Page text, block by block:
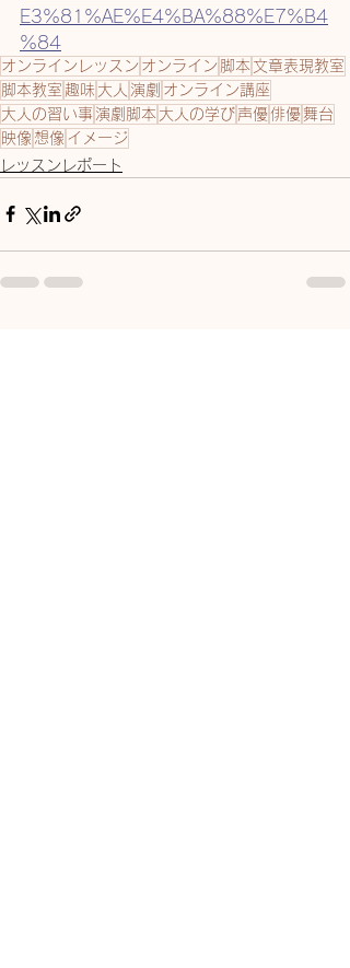
E3%81%AE%E4%BA%88%E7%B4
%84
オンラインレッスン オンライン 脚本 文章表現教室
脚本教室 趣味 大人 演劇 オンライン講座
大人の習い事 演劇脚本 大人の学び 声優俳優 舞台
映像 想像 イメージ
レッスンレポート